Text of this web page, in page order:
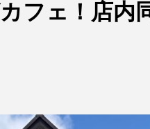
フェ！店内